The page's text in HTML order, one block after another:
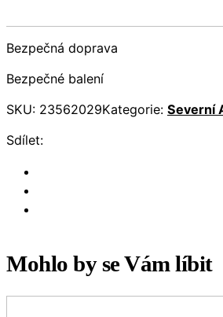
Bezpečná doprava
Bezpečné balení
SKU: 23562029Kategorie: Severní
Sdílet:
Mohlo by se Vám líbit